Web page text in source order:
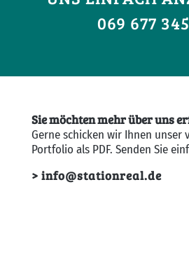
069 677
Sie möchten mehr über uns
Gerne schicken wir Ihnen unser
Portfolio als PDF. Senden Sie
> info@stationreal.de